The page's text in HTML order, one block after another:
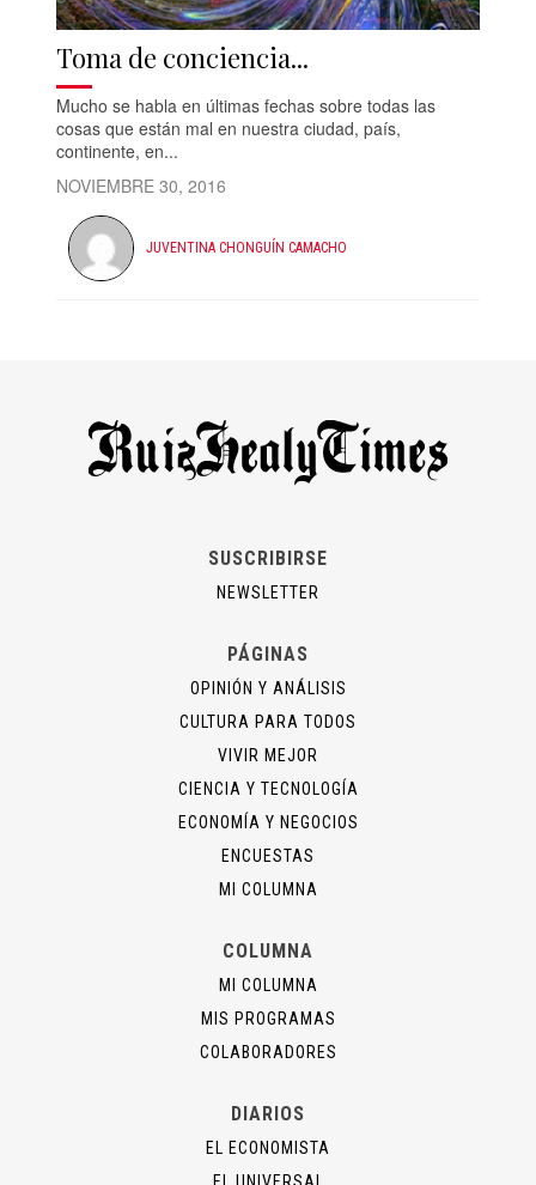
Toma de conciencia...
Mucho se habla en últimas fechas sobre todas las
cosas que están mal en nuestra ciudad, país,
continente, en...
NOVIEMBRE 30, 2016
JUVENTINA CHONGUÍN CAMACHO
SUSCRIBIRSE
NEWSLETTER
PÁGINAS
OPINIÓN Y ANÁLISIS
CULTURA PARA TODOS
VIVIR MEJOR
CIENCIA Y TECNOLOGÍA
ECONOMÍA Y NEGOCIOS
ENCUESTAS
MI COLUMNA
COLUMNA
MI COLUMNA
MIS PROGRAMAS
COLABORADORES
DIARIOS
EL ECONOMISTA